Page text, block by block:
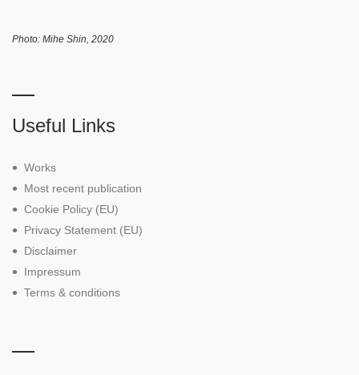
Photo: Mihe Shin, 2020
Useful Links
Works
Most recent publication
Cookie Policy (EU)
Privacy Statement (EU)
Disclaimer
Impressum
Terms & conditions